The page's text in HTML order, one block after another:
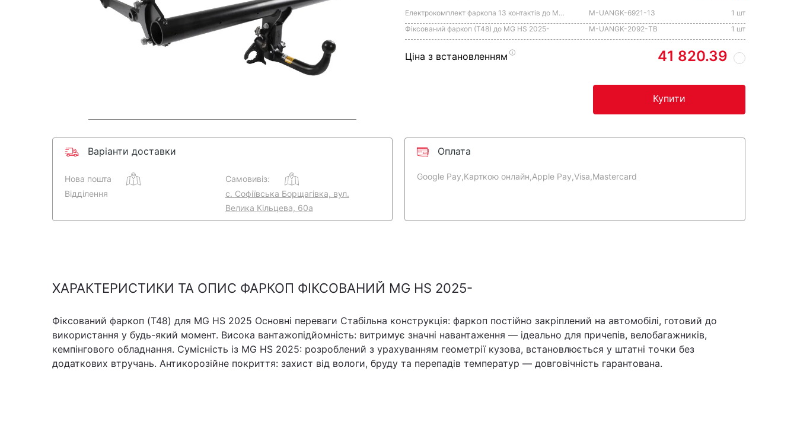
Електрокомплект фаркопа 13 контактів до MG HS/ZS M-UANGK-6921-13
1 шт
Фіксований фаркоп (Т48) до MG HS 2025-
M-UANGK-2092-ТВ 1 шт
Ціна з встановленням 41 820.39
Купити
Варіанти доставки
Нова пошта
Самовивіз:
Відділення
с. Софіївська Борщагівка, вул.
Велика Кільцева, 60а
Оплата
Google Pay,Карткою онлайн,Apple Pay,Visa,Mastercard
ХАРАКТЕРИСТИКИ ТА ОПИС ФАРКОП ФІКСОВАНИЙ MG HS 2025-
Фіксований фаркоп (T48) для MG HS 2025 Основні переваги Стабільна конструкція: фаркоп постійно закріплений на автомобілі, готовий до
використання у будь-який момент. Висока вантажопідйомність: витримує значні навантаження — ідеально для причепів, велобагажників,
кемпінгового обладнання. Сумісність із MG HS 2025: розроблений з урахуванням геометрії кузова, встановлюється у штатні точки без
додаткових втручань. Антикорозійне покриття: захист від вологи, бруду та перепадів температур — довговічність гарантована.